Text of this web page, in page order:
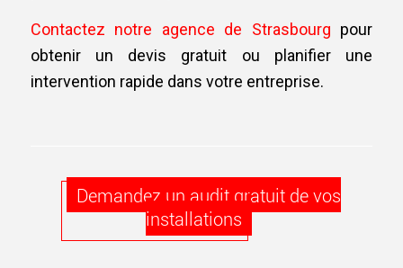
Contactez notre agence de Strasbourg pour
obtenir un devis gratuit ou planifier une
intervention rapide dans votre entreprise.
Demandez un audit gratuit de vos
installations